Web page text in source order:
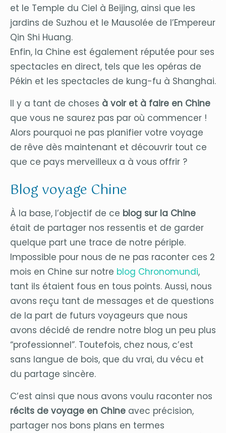
et le Temple du Ciel à Beijing, ainsi que les
jardins de Suzhou et le Mausolée de l’Empereur
Qin Shi Huang.
Enfin, la Chine est également réputée pour ses
spectacles en direct, tels que les opéras de
Pékin et les spectacles de kung-fu à Shanghai.
Il y a tant de choses à voir et à faire en Chine
que vous ne saurez pas par où commencer !
Alors pourquoi ne pas planifier votre voyage
de rêve dès maintenant et découvrir tout ce
que ce pays merveilleux a à vous offrir ?
Blog voyage Chine
À la base, l’objectif de ce blog sur la Chine
était de partager nos ressentis et de garder
quelque part une trace de notre périple.
Impossible pour nous de ne pas raconter ces 2
mois en Chine sur notre blog Chronomundi,
tant ils étaient fous en tous points. Aussi, nous
avons reçu tant de messages et de questions
de la part de futurs voyageurs que nous
avons décidé de rendre notre blog un peu plus
“professionnel”. Toutefois, chez nous, c’est
sans langue de bois, que du vrai, du vécu et
du partage sincère.
C’est ainsi que nous avons voulu raconter nos
récits de voyage en Chine avec précision,
partager nos bons plans en termes